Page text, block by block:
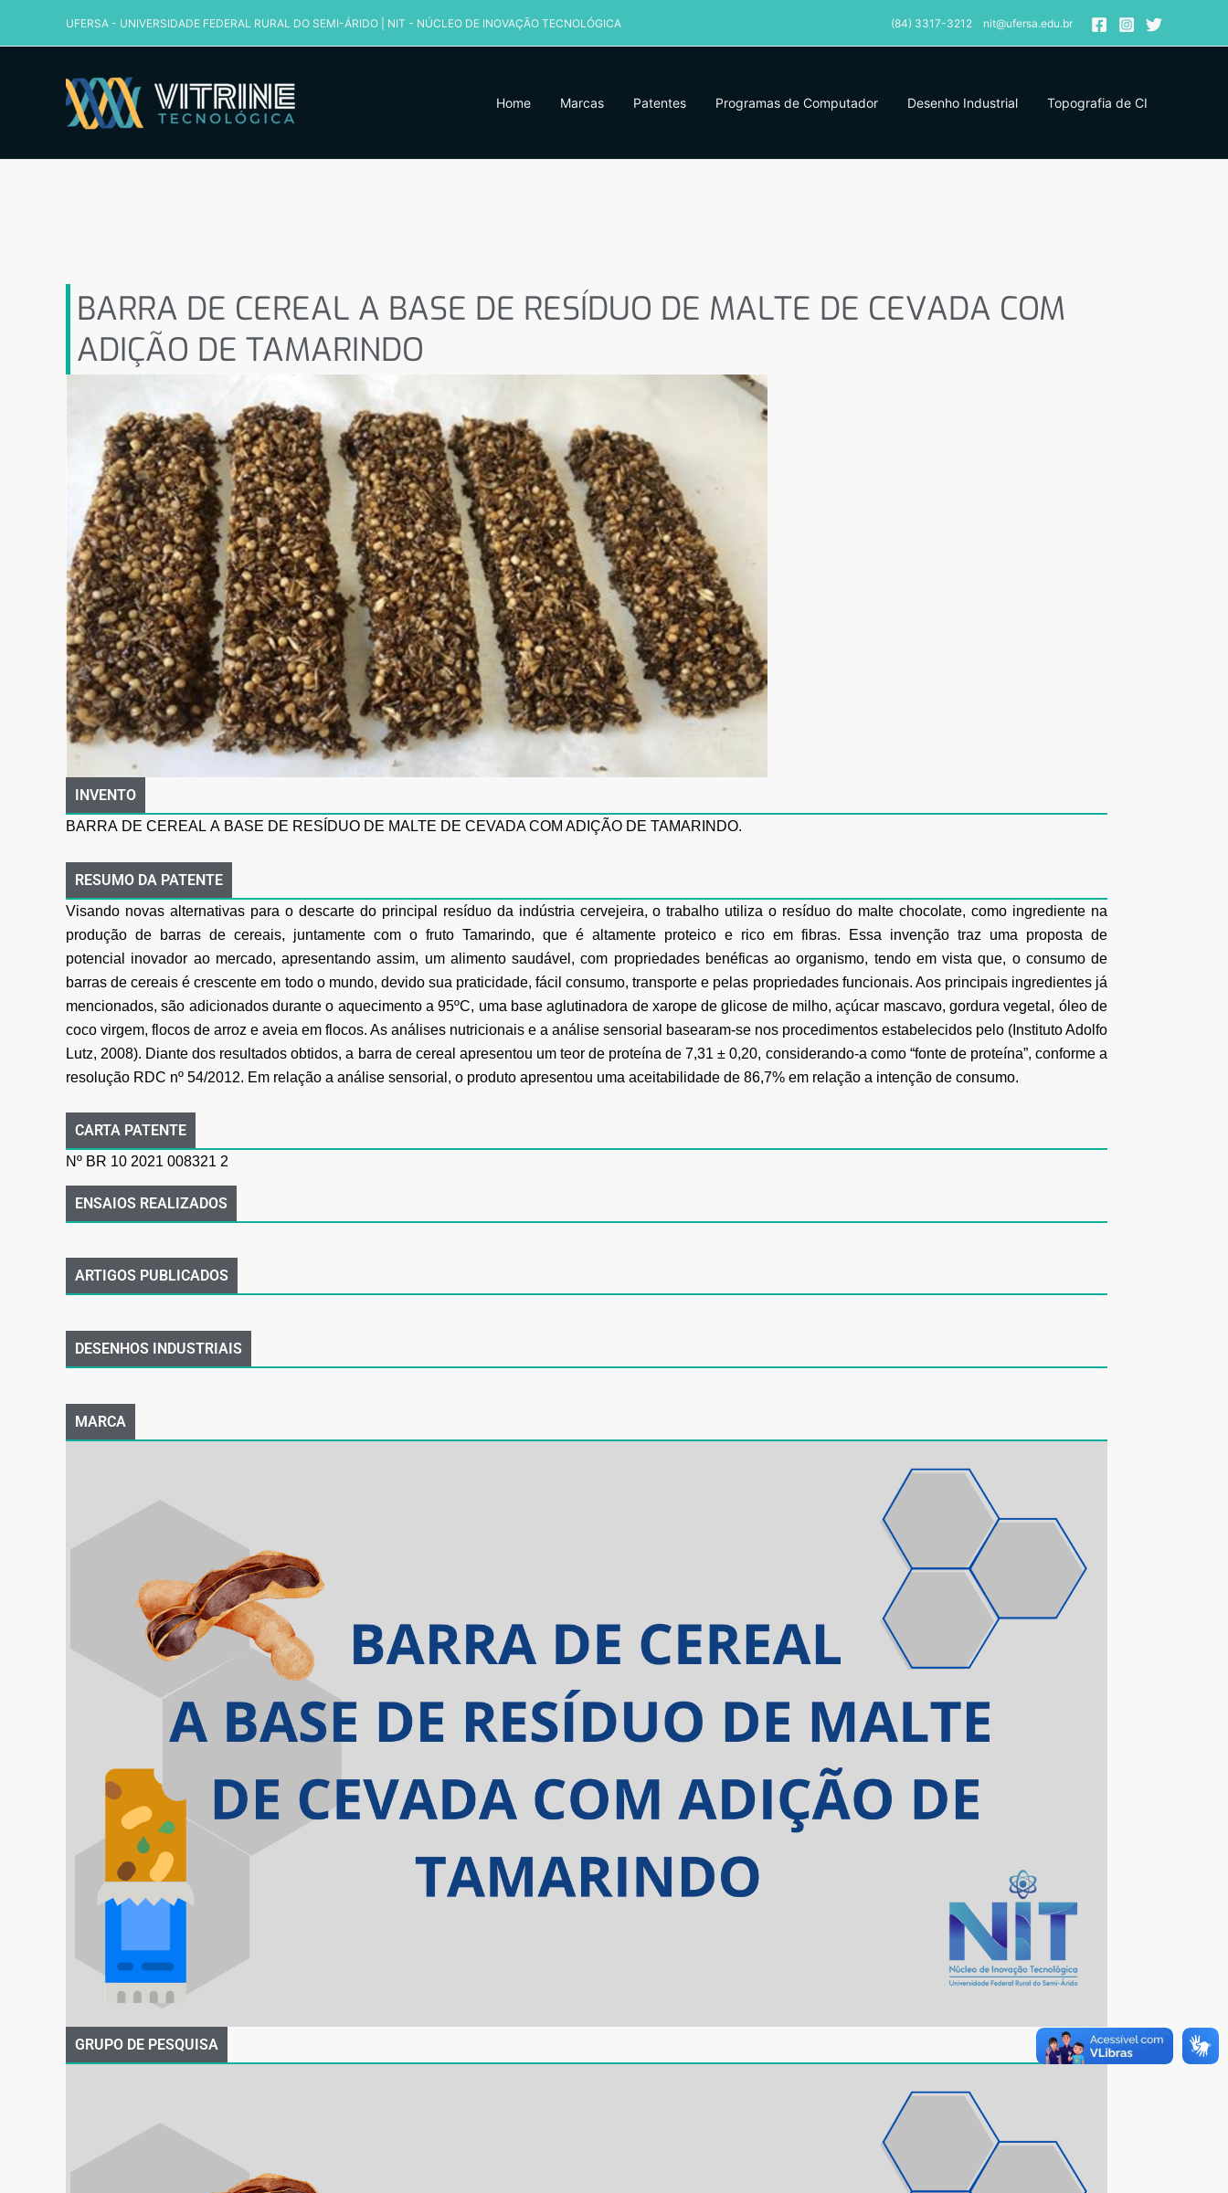
UFERSA - UNIVERSIDADE FEDERAL RURAL DO SEMI-ÁRIDO NIT - NÚCLEO DE INOVAÇÃO TECNOLÓGICA (84) 3317-3212 nit@ufersa.edu.br
Home Marcas Patentes Programas de Computador Desenho Industrial Topografia de CI
BARRA DE CEREAL A BASE DE RESÍDUO DE MALTE DE CEVADA COM
ADIÇÃO DE TAMARINDO
INVENTO
BARRA DE CEREAL A BASE DE RESÍDUO DE MALTE DE CEVADA COM ADIÇÃO DE TAMARINDO.
RESUMO DA PATENTE
Visando novas alternativas para o descarte do principal resíduo da indústria cervejeira, o trabalho utiliza o resíduo do malte chocolate, como ingrediente na
produção de barras de cereais, juntamente com o fruto Tamarindo, que é altamente proteico e rico em fibras.
Essa invenção traz uma proposta de
potencial
inovador ao mercado, apresentando assim, um alimento saudável, com propriedades benéficas ao organismo, tendo em vista que, o consumo de
barras de cereais é crescente em todo o mundo, devido sua praticidade, fácil consumo, transporte e pelas propriedades funcionais. Aos principais ingredientes já
mencionados, são adicionados durante o aquecimento a 95ºC, uma base aglutinadora de xarope de glicose de milho, açúcar mascavo, gordura vegetal, óleo de
coco virgem, flocos de arroz e aveia em flocos. As análises nutricionais e a análise sensorial basearam-se nos procedimentos estabelecidos pelo (Instituto Adolfo
Lutz, 2008). Diante dos resultados obtidos, a barra de cereal apresentou um teor de proteína de 7,31 ± 0,20, considerando-a como “fonte de proteína”, conforme a
resolução RDC nº 54/2012. Em relação a análise sensorial, o produto apresentou uma aceitabilidade de 86,7% em relação a intenção de consumo.
CARTA PATENTE
Nº BR 10 2021 008321 2
ENSAIOS REALIZADOS
ARTIGOS PUBLICADOS
DESENHOS INDUSTRIAIS
MARCA
GRUPO DE PESQUISA